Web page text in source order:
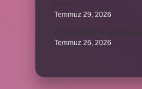
Temmuz 29, 2026
Temmuz 26, 2026